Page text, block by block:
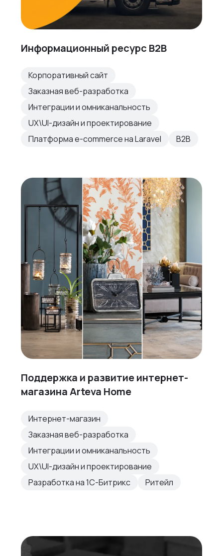
Информационный ресурс B2B
Корпоративный сайт
Заказная веб-разработка
Интеграции и омниканальность
UX\UI-дизайн и проектирование
Платформа e-commerce на Laravel
B2B
Поддержка и развитие интернет-
магазина Arteva Home
Интернет-магазин
Заказная веб-разработка
Интеграции и омниканальность
UX\UI-дизайн и проектирование
Разработка на 1С-Битрикс
Ритейл